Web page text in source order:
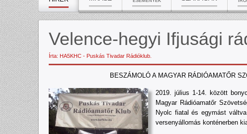
Velence-hegyi Ifjusági
Írta: HA5KHC - Puskás Tivadar Rádióklub.
BESZÁMOLÓ A MAGYAR RÁDIÓAMATŐR
2019. július 1-14. között
Magyar Rádióamatőr
Nyolc fiatal és egymást
versenyállomás konténerben